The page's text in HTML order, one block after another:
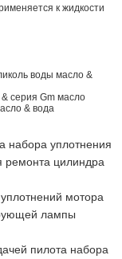
к жидкости
воды масло &
серия Gm масло
& вода
набора уплотнения
ремонта цилиндра
мотора
лампы
пилота набора